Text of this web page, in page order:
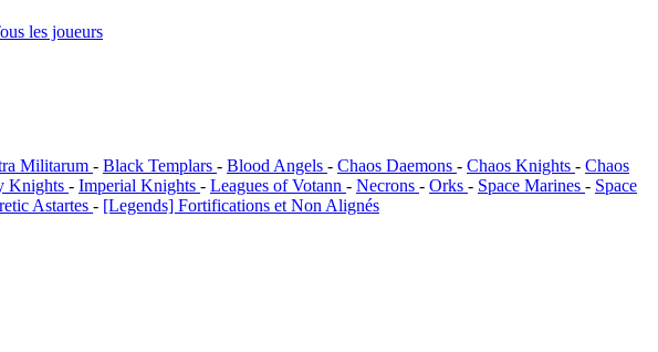
les joueurs
Militarum - Black Templars - Blood Angels - Chaos Daemons - Chaos Knights - Chaos
Knights - Imperial Knights - Leagues of Votann - Necrons - Orks - Space Marines - Space
Astartes - [Legends] Fortifications et Non Alignés